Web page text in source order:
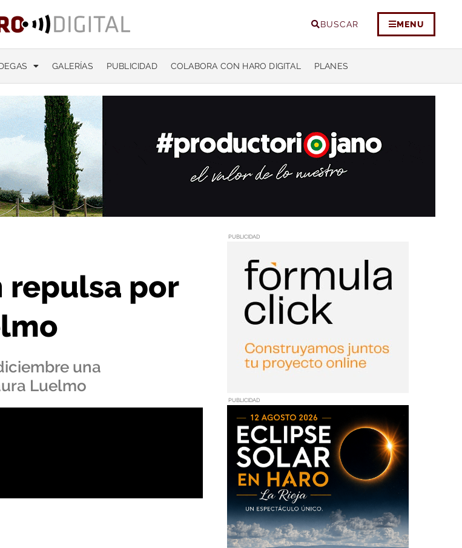
BUSCAR MENU
GALERÍAS PUBLICIDAD COLABORA CON HARO DIGITAL PLANES
Luelmo
repulsa por
una
Luelmo
PUBLICIDAD
PUBLICIDAD